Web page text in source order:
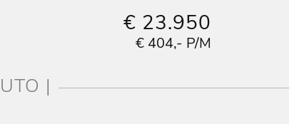
€ 23.950
€ 404,- P/M
|